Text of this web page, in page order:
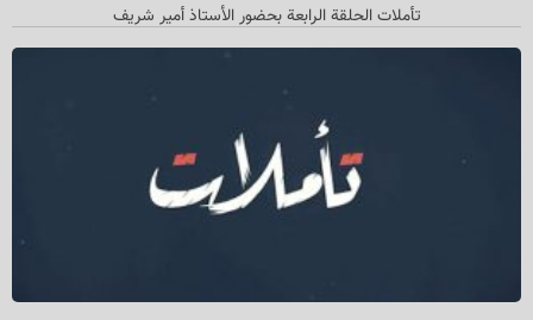
تأملات الحلقة الرابعة بحضور الأستاذ أمیر شريف